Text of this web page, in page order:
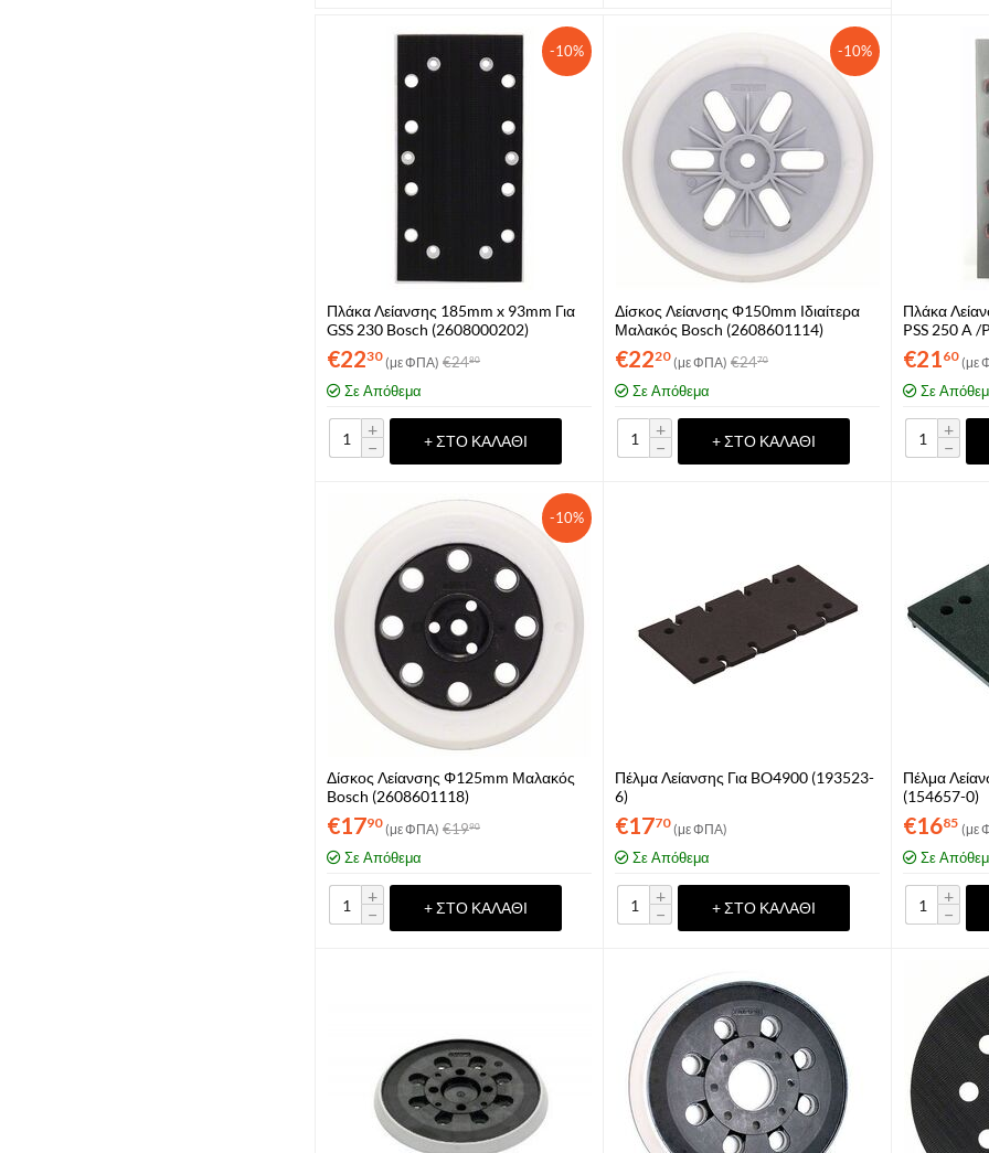
-10%
Πλάκα Λείανσης 185mm x 93mm Για
GSS 230 Bosch (2608000202)
€2230 (με ΦΠΑ) €2480
Σε Απόθεμα
+
−
+ ΣΤΟ ΚΑΛΆΘΙ
-10%
Δίσκος Λείανσης Φ150mm Ιδιαίτερα
Μαλακός Bosch (2608601114)
€2220 (με ΦΠΑ) €2470
Σε Απόθεμα
+
−
+ ΣΤΟ ΚΑΛΆΘΙ
Πλάκα
PSS 250 A /
€2160 (με
Σε
+
−
-10%
Δίσκος Λείανσης Φ125mm Μαλακός
Bosch (2608601118)
€1790 (με ΦΠΑ) €1990
Σε Απόθεμα
+
−
+ ΣΤΟ ΚΑΛΆΘΙ
Πέλμα Λείανσης Για BO4900 (193523-
6)
€1770 (με ΦΠΑ)
Σε Απόθεμα
+
−
+ ΣΤΟ ΚΑΛΆΘΙ
Πέλμα
(154657-0)
€1685 (με
Σε
+
−